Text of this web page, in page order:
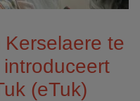
Kerselaere te
(eTuk)